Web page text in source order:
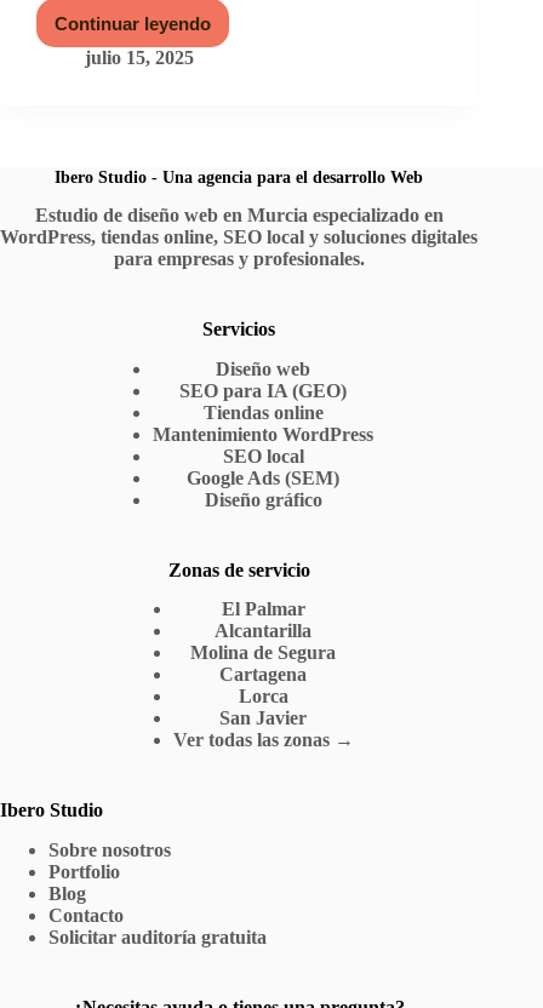
Continuar leyendo
Chrome
OS
era
la
integración
ha
julio 15, 2025
Ibero Studio - Una agencia para el desarrollo Web
Estudio de diseño web en Murcia especializado en
WordPress, tiendas online, SEO local y soluciones digitales
para empresas y profesionales.
Servicios
Diseño web
SEO para IA (GEO)
Tiendas online
Mantenimiento WordPress
SEO local
Google Ads (SEM)
Diseño gráfico
Zonas de servicio
El Palmar
Alcantarilla
Molina de Segura
Cartagena
Lorca
San Javier
Ver todas las zonas →
Ibero Studio
Sobre nosotros
Portfolio
Blog
Contacto
Solicitar auditoría gratuita